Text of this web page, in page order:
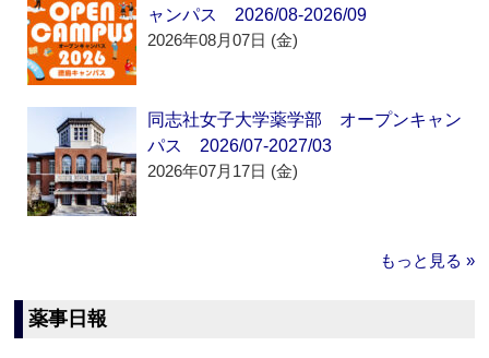
ャンパス 2026/08-2026/09
2026年08月07日 (金)
同志社女子大学薬学部 オープンキャン
パス 2026/07-2027/03
2026年07月17日 (金)
もっと見る »
薬事日報